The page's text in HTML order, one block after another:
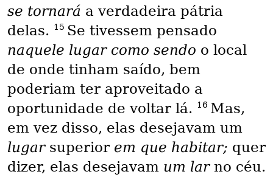
se tornará a verdadeira pátria
delas. 15 Se tivessem pensado
naquele lugar como sendo o local
de onde tinham saído, bem
poderiam ter aproveitado a
oportunidade de voltar lá. 16 Mas,
em vez disso, elas desejavam um
lugar superior em que habitar; quer
dizer, elas desejavam um lar no céu.